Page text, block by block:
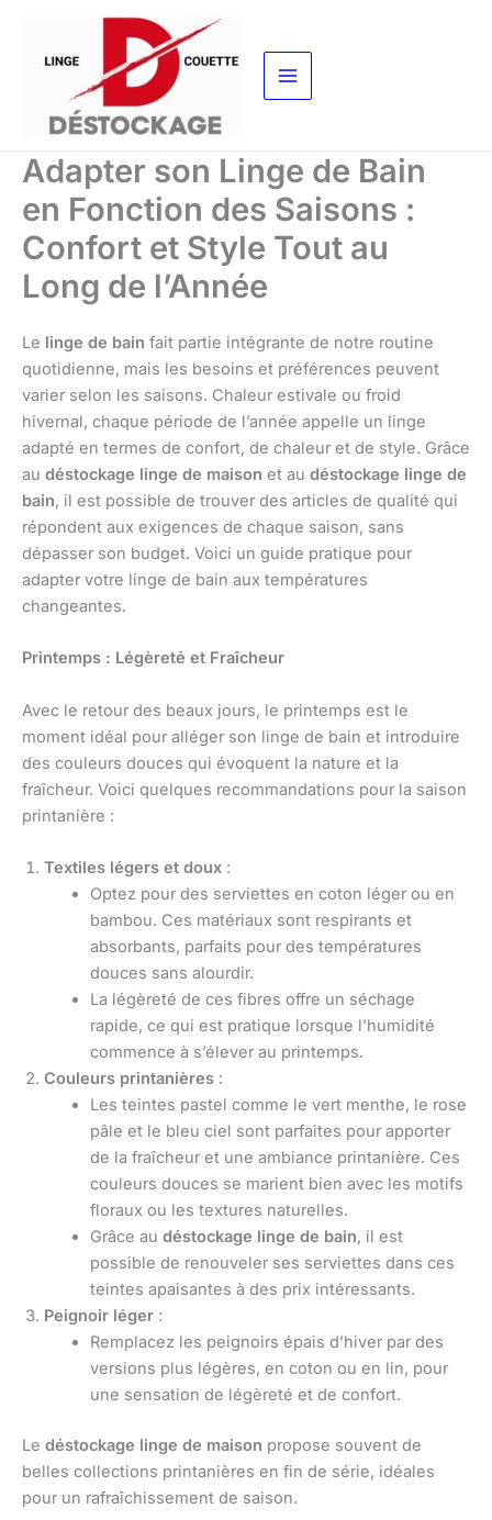
contenu
Adapter son Linge de Bain
en Fonction des Saisons :
Confort et Style Tout au
Long de l’Année
Le linge de bain fait partie intégrante de notre routine
quotidienne, mais les besoins et préférences peuvent
varier selon les saisons. Chaleur estivale ou froid
hivernal, chaque période de l’année appelle un linge
adapté en termes de confort, de chaleur et de style. Grâce
au déstockage linge de maison et au déstockage linge de
bain, il est possible de trouver des articles de qualité qui
répondent aux exigences de chaque saison, sans
dépasser son budget. Voici un guide pratique pour
adapter votre linge de bain aux températures
changeantes.
Printemps : Légèreté et Fraîcheur
Avec le retour des beaux jours, le printemps est le
moment idéal pour alléger son linge de bain et introduire
des couleurs douces qui évoquent la nature et la
fraîcheur. Voici quelques recommandations pour la saison
printanière :
Textiles légers et doux :
Optez pour des serviettes en coton léger ou en
bambou. Ces matériaux sont respirants et
absorbants, parfaits pour des températures
douces sans alourdir.
La légèreté de ces fibres offre un séchage
rapide, ce qui est pratique lorsque l’humidité
commence à s’élever au printemps.
Couleurs printanières :
Les teintes pastel comme le vert menthe, le rose
pâle et le bleu ciel sont parfaites pour apporter
de la fraîcheur et une ambiance printanière. Ces
couleurs douces se marient bien avec les motifs
floraux ou les textures naturelles.
Grâce au déstockage linge de bain, il est
possible de renouveler ses serviettes dans ces
teintes apaisantes à des prix intéressants.
Peignoir léger :
Remplacez les peignoirs épais d’hiver par des
versions plus légères, en coton ou en lin, pour
une sensation de légèreté et de confort.
Le déstockage linge de maison propose souvent de
belles collections printanières en fin de série, idéales
pour un rafraîchissement de saison.